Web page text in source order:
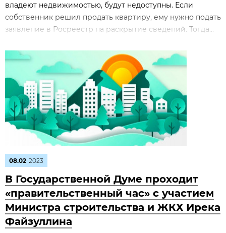
владеют недвижимостью, будут недоступны. Если
собственник решил продать квартиру, ему нужно подать
заявление в Росреестр на раскрытие сведений. Тогда...
08.02 2023
В Государственной Думе проходит
«правительственный час» с участием
Министра строительства и ЖКХ Ирека
Файзуллина